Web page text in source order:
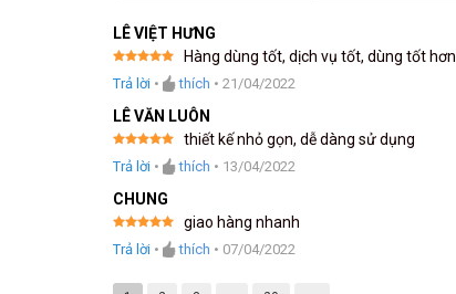
LÊ VIỆT HƯNG
Được xếp
hạng5 5
Hàng dùng tốt, dịch vụ tốt, dùng tốt
Trả lời • thích • 21/04/2022
LÊ VĂN LUÔN
Được xếp
hạng5 5
thiết kế nhỏ gọn, dễ dàng sử dụng
Trả lời • thích • 13/04/2022
CHUNG
Được xếp
hạng5 5
giao hàng nhanh
Trả lời • thích • 07/04/2022